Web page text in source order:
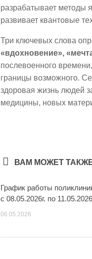
разрабатывает методы
развивает квантовые
Три ключевых слова
«вдохновение», «
послевоенного
границы возможного.
здоровая жизнь людей
медицины, новых
ВАМ МОЖЕТ
График работы
с 08.05.2026г. по
06.05.2026